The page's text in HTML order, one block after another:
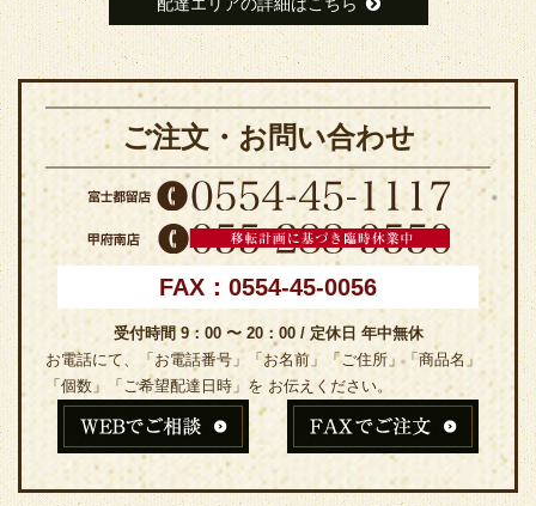
配達エリアの詳細はこちら
ご注文・お問い合わせ
FAX：0554-45-0056
受付時間 9：00 〜 20：00 / 定休日 年中無休
お電話にて、「お電話番号」「お名前」「ご住所」「商品名」
「個数」「ご希望配達日時」を お伝えください。